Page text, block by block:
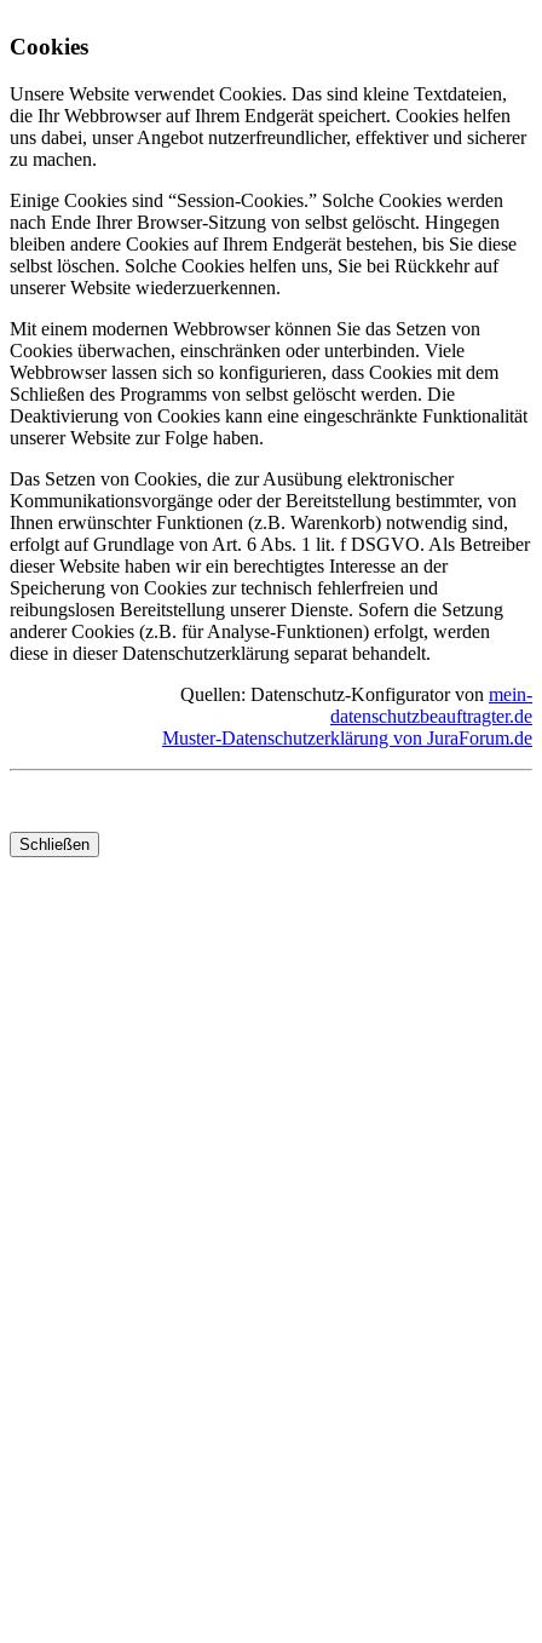
Cookies
Unsere Website verwendet Cookies. Das sind kleine Textdateien,
die Ihr Webbrowser auf Ihrem Endgerät speichert. Cookies helfen
uns dabei, unser Angebot nutzerfreundlicher, effektiver und sicherer
zu machen.
Einige Cookies sind “Session-Cookies.” Solche Cookies werden
nach Ende Ihrer Browser-Sitzung von selbst gelöscht. Hingegen
bleiben andere Cookies auf Ihrem Endgerät bestehen, bis Sie diese
selbst löschen. Solche Cookies helfen uns, Sie bei Rückkehr auf
unserer Website wiederzuerkennen.
Mit einem modernen Webbrowser können Sie das Setzen von
Cookies überwachen, einschränken oder unterbinden. Viele
Webbrowser lassen sich so konfigurieren, dass Cookies mit dem
Schließen des Programms von selbst gelöscht werden. Die
Deaktivierung von Cookies kann eine eingeschränkte Funktionalität
unserer Website zur Folge haben.
Das Setzen von Cookies, die zur Ausübung elektronischer
Kommunikationsvorgänge oder der Bereitstellung bestimmter, von
Ihnen erwünschter Funktionen (z.B. Warenkorb) notwendig sind,
erfolgt auf Grundlage von Art. 6 Abs. 1 lit. f DSGVO. Als Betreiber
dieser Website haben wir ein berechtigtes Interesse an der
Speicherung von Cookies zur technisch fehlerfreien und
reibungslosen Bereitstellung unserer Dienste. Sofern die Setzung
anderer Cookies (z.B. für Analyse-Funktionen) erfolgt, werden
diese in dieser Datenschutzerklärung separat behandelt.
Quellen: Datenschutz-Konfigurator von mein-
datenschutzbeauftragter.de
Muster-Datenschutzerklärung von JuraForum.de
Schließen